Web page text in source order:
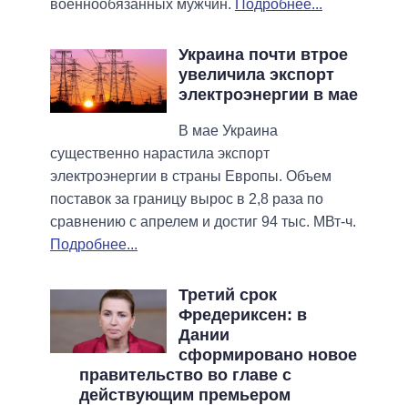
военнообязанных мужчин. Подробнее...
Украина почти втрое
увеличила экспорт
электроэнергии в мае
В мае Украина
существенно нарастила экспорт
электроэнергии в страны Европы. Объем
поставок за границу вырос в 2,8 раза по
сравнению с апрелем и достиг 94 тыс. МВт-ч.
Подробнее...
Третий срок
Фредериксен: в
Дании
сформировано новое
правительство во главе с
действующим премьером